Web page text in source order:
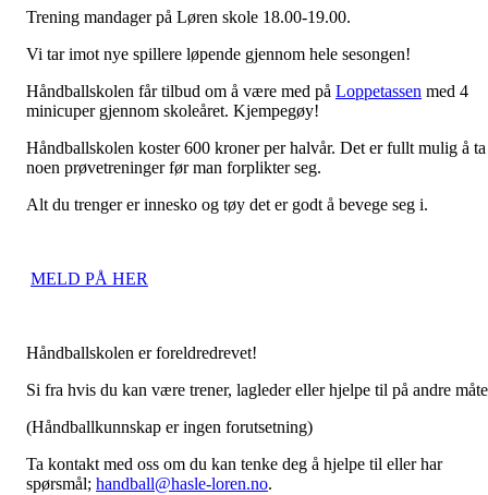
Trening mandager på Løren skole 18.00-19.00.
Vi tar imot nye spillere løpende gjennom hele sesongen!
Håndballskolen får tilbud om å være med på Loppetassen med 4
minicuper gjennom skoleåret. Kjempegøy!
Håndballskolen koster 600 kroner per halvår. Det er fullt mulig å ta
noen prøvetreninger før man forplikter seg.
Alt du trenger er innesko og tøy det er godt å bevege seg i.
MELD PÅ HER
Håndballskolen er foreldredrevet!
Si fra hvis du kan være trener, lagleder eller hjelpe til på andre
(Håndballkunnskap er ingen forutsetning)
Ta kontakt med oss om du kan tenke deg å hjelpe til eller har
spørsmål; handball@hasle-loren.no.